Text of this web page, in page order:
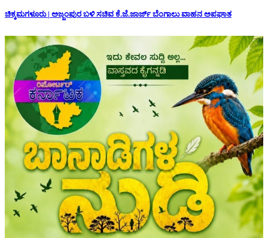
ಚಿಕ್ಕಮಗಳೂರು | ಅಜ್ಜಂಪುರ ಬಳಿ ಸಚಿವ ಕೆ.ಜೆ.ಜಾರ್ಜ್ ಬೆಂಗಾಲು ವಾಹನ ಅಪಘಾತ